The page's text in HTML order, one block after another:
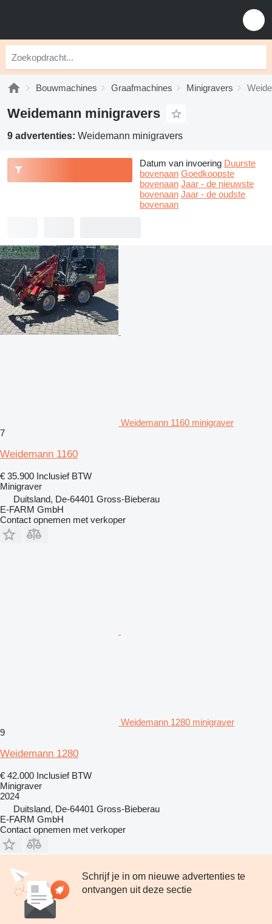
Bouwmachines Graafmachines Minigravers
Weidemann minigravers
9 advertenties: Weidemann minigravers
Datum van invoering Duurste
bovenaan Goedkoopste
bovenaan Jaar - de nieuwste
bovenaan Jaar - de oudste
bovenaan
Weidemann 1160 minigraver
7
Weidemann 1160
€ 35.900 Inclusief BTW
Minigraver
Duitsland, De-64401 Gross-Bieberau
E-FARM GmbH
Contact opnemen met verkoper
Weidemann 1280 minigraver
9
Weidemann 1280
€ 42.000 Inclusief BTW
Minigraver
2024
Duitsland, De-64401 Gross-Bieberau
E-FARM GmbH
Contact opnemen met verkoper
Schrijf je in om nieuwe advertenties te
ontvangen uit deze sectie